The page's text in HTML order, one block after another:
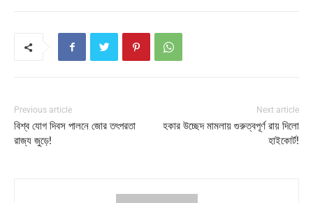
Previous article
বিশ্ব যোগ দিবস পালনে জোর তৎপরতা
রাজ্য জুড়ে!
Next article
হকার উচ্ছেদ মামলায় গুরুত্বপূর্ণ রায় দিলো
হাইকোর্ট!